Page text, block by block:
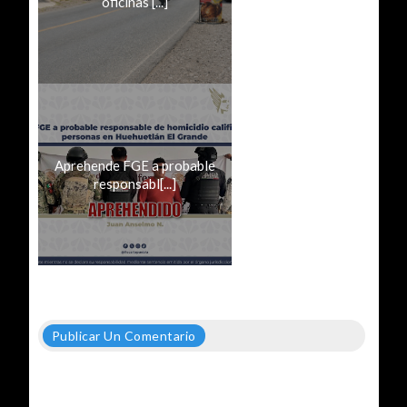
Aprehende FGE a probable
responsabl[...]
Publicar Un Comentario